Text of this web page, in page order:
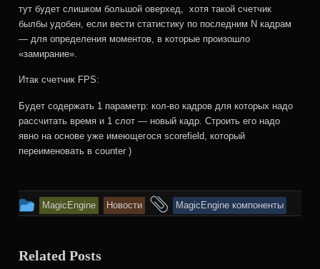
тут будет слишком большой оверхед, хотя такой счетчик
былбы удобен, если вести статистику по последним N кадрам
— для определения моментов, в которые произошло
«замирание».
Итак счетчик FPS:
Будет содержать 1 параметр: кол-во кадров для которых надо
рассчитать время и 1 слот — новый кадр. Строить его надо
явно на основе уже имеющегося scorefield, который
переименовать в counter )
This
entry
posted
MagicEngine Новости
and
MagicEngine компоненты
Related Posts